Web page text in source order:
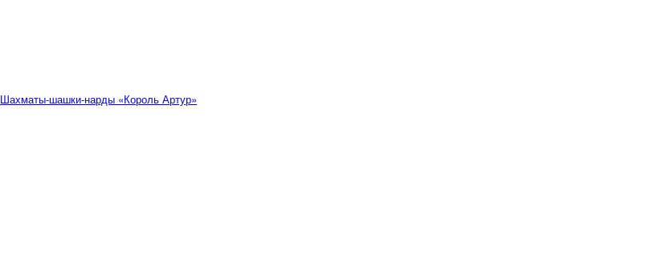
Шахматы-шашки-нарды «Король Артур»